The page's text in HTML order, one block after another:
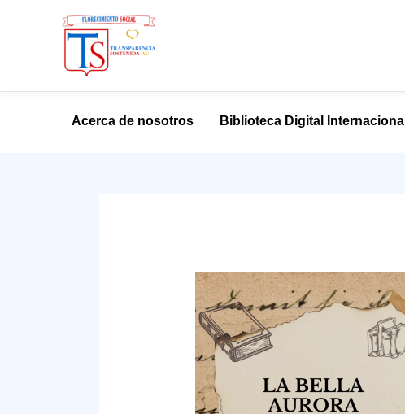
Acerca de nosotros Biblioteca Digital Internacional